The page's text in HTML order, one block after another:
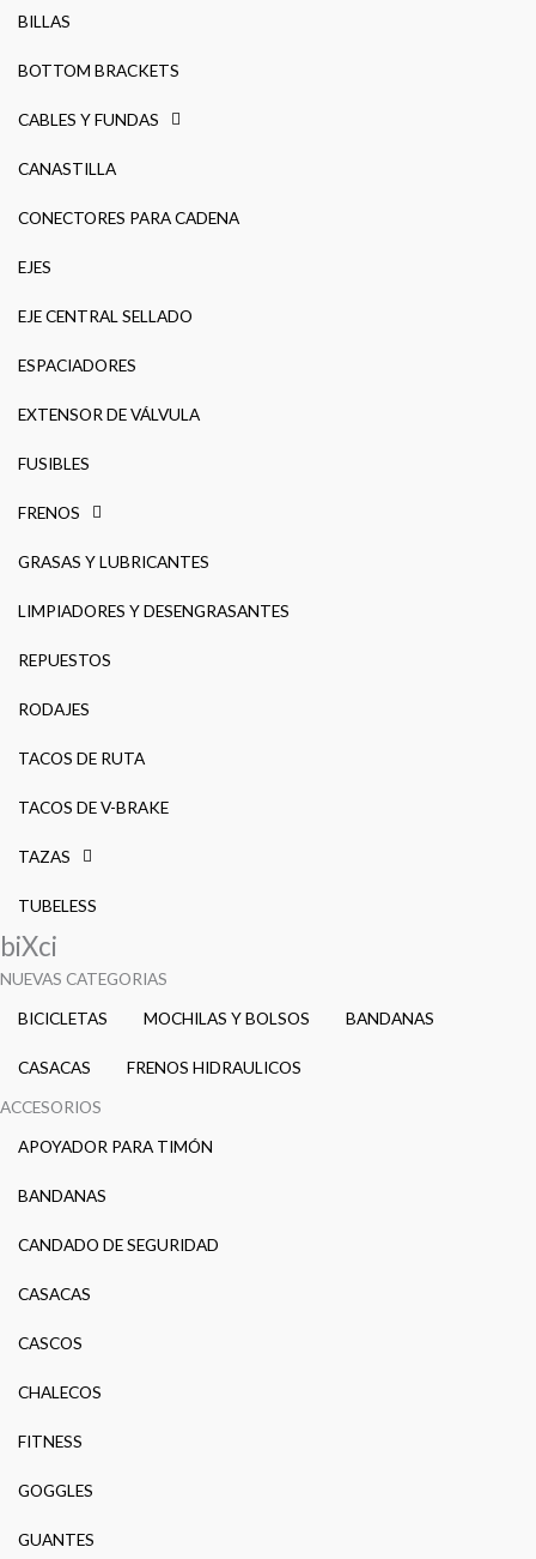
BILLAS
BOTTOM BRACKETS
CABLES Y FUNDAS
CANASTILLA
CONECTORES PARA CADENA
EJES
EJE CENTRAL SELLADO
ESPACIADORES
EXTENSOR DE VÁLVULA
FUSIBLES
FRENOS
GRASAS Y LUBRICANTES
LIMPIADORES Y DESENGRASANTES
REPUESTOS
RODAJES
TACOS DE RUTA
TACOS DE V-BRAKE
TAZAS
TUBELESS
biXci
NUEVAS CATEGORIAS
BICICLETAS
MOCHILAS Y BOLSOS BANDANAS
CASACAS
FRENOS HIDRAULICOS
ACCESORIOS
APOYADOR PARA TIMÓN
BANDANAS
CANDADO DE SEGURIDAD
CASACAS
CASCOS
CHALECOS
FITNESS
GOGGLES
GUANTES